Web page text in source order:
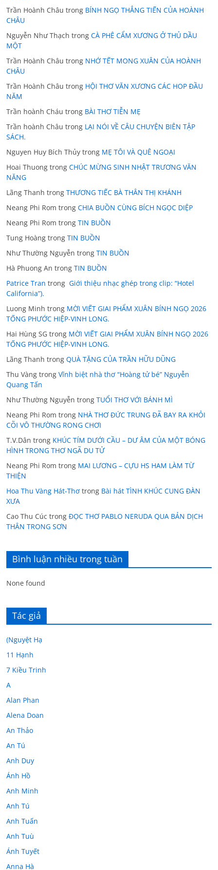
Trần Hoành Châu trong BÍNH NGỌ THẲNG TIẾN CỦA HOÀNH
CHÂU
Nguyễn Như Thạch trongCÀ PHÊ CẨM XƯƠNG Ở THỦ DẦU
MỘT
Trần Hoành Châu trong NHỚ TẾT MONG XUÂN CỦA HOÀNH
CHÂU
Trần Hoành Châu trong HỘI THƠ VĂN XƯƠNG CÁC HOP ĐẦU
NĂM
Trần hoành Cháu trong BÀI THƠ TIỄN MẸ
Trần hoành Châu trong LẠI NÓI VỀ CÂU CHUYỆN BIÊN TẬP
SÁCH.
Nguyen Huy Bích Thủy trong MẸ TÔI VÀ QUÊ NGOẠI
Hoai Thuong trongCHÚC MỪNG SINH NHẬT TRƯƠNG VĂN
NĂNG
Lãng Thanh trongTHƯƠNG TIẾC BÀ THÂN THỊ KHÁNH
Neang Phi Rom trongCHIA BUỒN CÙNG BÍCH NGỌC DIỆP
Neang Phi Rom trongTIN BUỒN
Tung Hoàng trongTIN BUỒN
Như Thường Nguyễn trongTIN BUỒN
Hà Phuong An trongTIN BUỒN
Patrice Tran trong Giới thiệu nhạc ghép trong clip: “Hotel
California”).
Luong Minh trong MỜI VIẾT GIAI PHẨM XUÂN BÍNH NGỌ 2026
TỐNG PHƯỚC HIỆP-VINH LONG.
Hai Hùng SG trong MỜI VIẾT GIAI PHẨM XUÂN BÍNH NGỌ 2026
TỐNG PHƯỚC HIỆP-VINH LONG.
Lãng Thanh trongQUÀ TẶNG CỦA TRẦN HỮU DŨNG
Thu Vàng trongVĩnh biệt nhà thơ “Hoàng tử bé” Nguyễn
Quang Tấn
Như Thường Nguyễn trongTUỔI THƠ VỚI BÁNH MÌ
Neang Phi Rom trong NHÀ THƠ ĐỨC TRUNG ĐÃ BAY RA KHỎI
CÕI VÔ THƯỜNG RONG CHƠI
T.V.Dân trong KHÚC TÍM DƯỚI CẦU – DƯ ÂM CỦA MỘT BÓNG
HÌNH TRONG THƠ NGÃ DU TỬ
Neang Phi Rom trong MAI LƯƠNG – CỰU HS HAM LÀM TỪ
THIỆN
Hoa Thu Vàng Hát-Thơ trong Bài hát TÌNH KHÚC CUNG ĐÀN
XƯA
Cao Thu Cúc trongĐỌC THƠ PABLO NERUDA QUA BẢN DỊCH
THÂN TRONG SƠN
Bình luận nhiều trong tuần
None found
Tác giả
(Nguyệt Hạ
11 Hạnh
7 Kiều Trinh
A
Alan Phan
Alena Doan
An Thảo
An Tú
Anh Duy
Ánh Hồ
Anh Minh
Anh Tú
Anh Tuấn
Anh Tuù
Ánh Tuyết
Anna Hà